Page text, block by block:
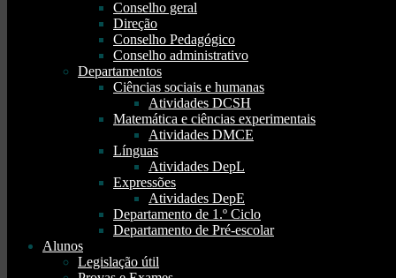
Conselho geral
Direção
Conselho Pedagógico
Conselho administrativo
Departamentos
Ciências sociais e humanas
Atividades DCSH
Matemática e ciências experimentais
Atividades DMCE
Línguas
Atividades DepL
Expressões
Atividades DepE
Departamento de 1.º Ciclo
Departamento de Pré-escolar
Alunos
Legislação útil